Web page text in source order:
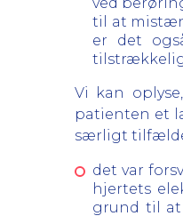
til at
er det
Vi kan
patienten et
særligt
det var
hjertets
grund til at